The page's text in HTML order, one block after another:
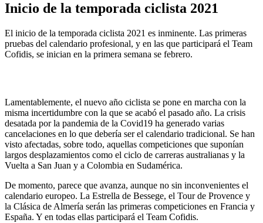
Inicio de la temporada ciclista 2021
El inicio de la temporada ciclista 2021 es inminente. Las primeras
pruebas del calendario profesional, y en las que participará el Team
Cofidis, se inician en la primera semana se febrero.
Lamentablemente, el nuevo año ciclista se pone en marcha con la
misma incertidumbre con la que se acabó el pasado año. La crisis
desatada por la pandemia de la Covid19 ha generado varias
cancelaciones en lo que debería ser el calendario tradicional. Se han
visto afectadas, sobre todo, aquellas competiciones que suponían
largos desplazamientos como el ciclo de carreras australianas y la
Vuelta a San Juan y a Colombia en Sudamérica.
De momento, parece que avanza, aunque no sin inconvenientes el
calendario europeo. La Estrella de Bessege, el Tour de Provence y
la Clásica de Almería serán las primeras competiciones en Francia y
España. Y en todas ellas participará el Team Cofidis.